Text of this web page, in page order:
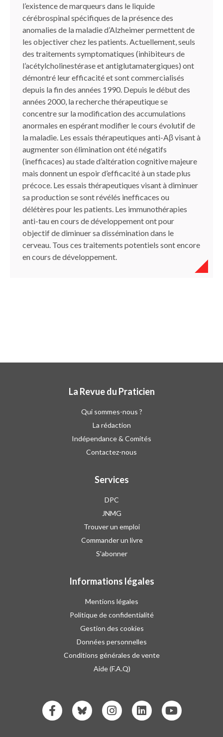
l’existence de marqueurs dans le liquide
cérébrospinal spécifiques de la présence des
anomalies de la maladie d’Alzheimer permettent de
les objectiver chez les patients. Actuellement, seuls
des traitements symptomatiques (inhibiteurs de
l’acétylcholinestérase et antiglutamatergiques) ont
démontré leur efficacité et sont commercialisés
depuis la fin des années 1990. Depuis le début des
années 2000, la recherche thérapeutique se
concentre sur la modification des accumulations
anormales en espérant modifier le cours évolutif de
la maladie. Les essais thérapeutiques anti-Aβ visant à
augmenter son élimination ont été négatifs
(inefficaces) au stade d’altération cognitive majeure
mais donnent un espoir d’efficacité à un stade plus
précoce. Les essais thérapeutiques visant à diminuer
sa production se sont révélés inefficaces ou
délétères pour les patients. Les immunothérapies
anti-tau en cours de développement ont pour
objectif de diminuer sa dissémination dans le
cerveau. Tous ces traitements potentiels sont encore
en cours de développement.
La Revue du Praticien
Qui sommes-nous ?
La rédaction
Indépendance & Comités
Contactez-nous
Services
DPC
JNMG
Trouver un emploi
Commander un livre
S'abonner
Informations légales
Mentions légales
Politique de confidentialité
Gestion des cookies
Données personnelles
Conditions générales de vente
Aide (F.A.Q)